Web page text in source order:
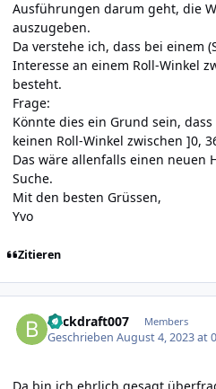
Ausführungen darum geht, die
auszugeben.
Da verstehe ich, dass bei einem
Interesse an einem Roll-Winkel
besteht.
Frage:
Könnte dies ein Grund sein,
keinen Roll-Winkel zwischen ]0,
Das wäre allenfalls einen neuen
Suche.
Mit den besten Grüssen,
Yvo
Zitieren
Backdraft007 Members
GeschriebenAugust 4, 2023 at